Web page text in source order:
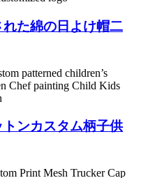
た綿の日よけ帽二
ンカスタム柄子供